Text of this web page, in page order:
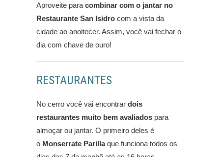
Aproveite para combinar com o jantar no
Restaurante San Isidro com a vista da
cidade ao anoitecer. Assim, você vai fechar o
dia com chave de ouro!
RESTAURANTES
No cerro você vai encontrar dois
restaurantes muito bem avaliados para
almoçar ou jantar. O primeiro deles é
o Monserrate Parillaque funciona todos os